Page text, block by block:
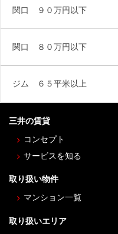
関口 ９０万円以下
関口 ８０万円以下
ジム ６５平米以上
三井の賃貸
コンセプト
サービスを知る
取り扱い物件
マンション一覧
取り扱いエリア